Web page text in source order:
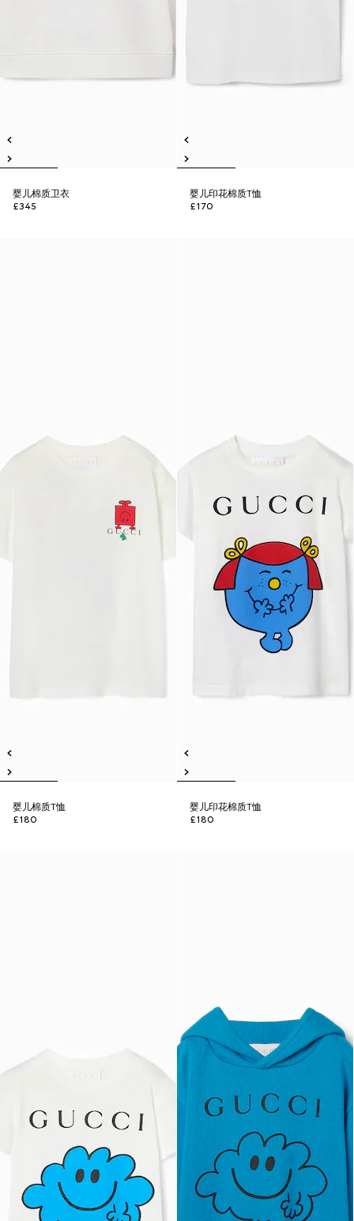
婴儿棉质卫衣
£345
婴儿印花棉质T恤
£170
婴儿棉质T恤
£180
婴儿印花棉质T恤
£180